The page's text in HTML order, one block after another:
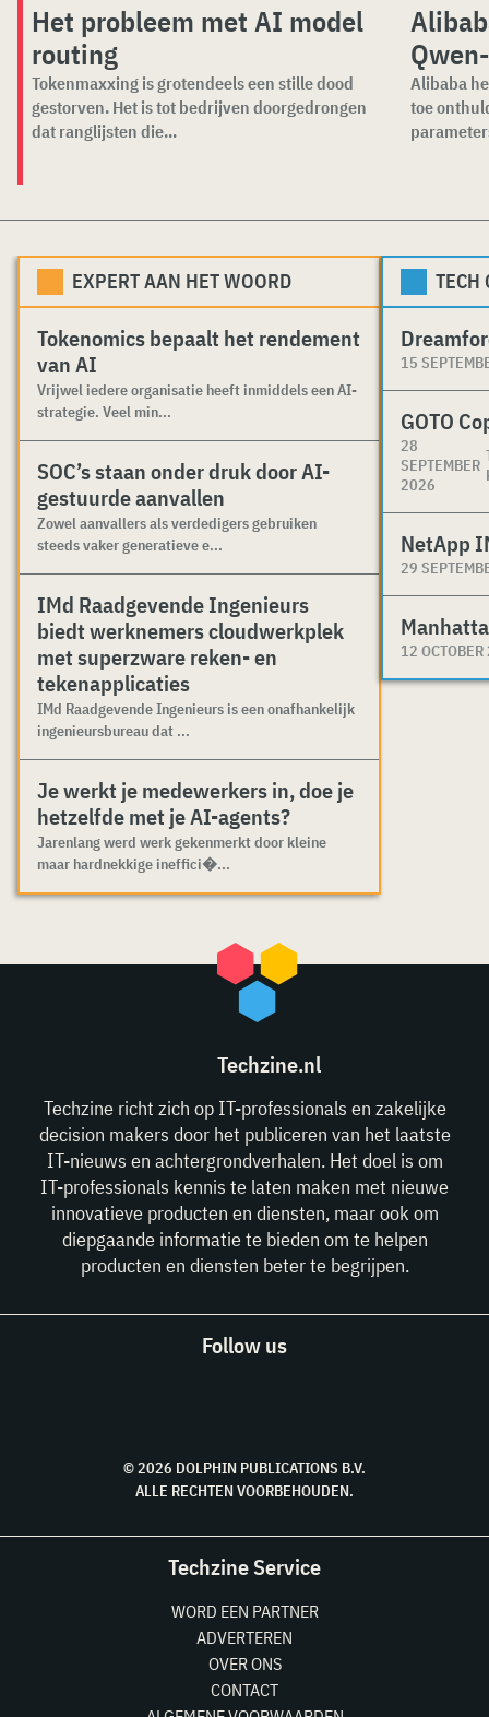
Het probleem met AI model
routing
Tokenmaxxing is grotendeels een stille dood
gestorven. Het is tot bedrijven doorgedrongen
dat ranglijsten die...
Alibaba
toe
EXPERT AAN HET WOORD
Tokenomics bepaalt het rendement
van AI
Vrijwel iedere organisatie heeft inmiddels een AI-
strategie. Veel min...
SOC’s staan onder druk door AI-
gestuurde aanvallen
Zowel aanvallers als verdedigers gebruiken
steeds vaker generatieve e...
IMd Raadgevende Ingenieurs
biedt werknemers cloudwerkplek
met superzware reken- en
tekenapplicaties
IMd Raadgevende Ingenieurs is een onafhankelijk
ingenieursbureau dat ...
Je werkt je medewerkers in, doe je
hetzelfde met je AI-agents?
Jarenlang werd werk gekenmerkt door kleine
maar hardnekkige ineffici�...
TECH
15
GOTO
28
SEPTEMBER
2026
NetApp
29
12
Techzine.nl
Techzine richt zich op IT-professionals en zakelijke
decision makers door het publiceren van het laatste
IT-nieuws en achtergrondverhalen. Het doel is om
IT-professionals kennis te laten maken met nieuwe
innovatieve producten en diensten, maar ook om
diepgaande informatie te bieden om te helpen
producten en diensten beter te begrijpen.
Follow us
© 2026 DOLPHIN PUBLICATIONS B.V.
ALLE RECHTEN VOORBEHOUDEN.
Techzine Service
WORD EEN PARTNER
ADVERTEREN
OVER ONS
CONTACT